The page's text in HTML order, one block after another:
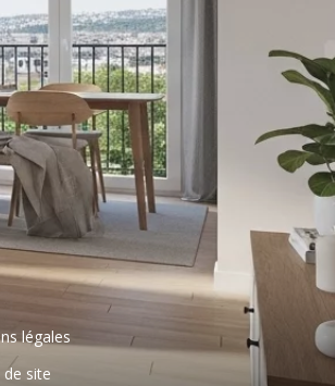
légales
de site